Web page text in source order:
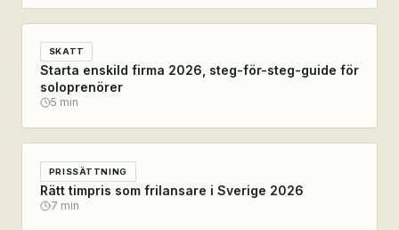
SKATT
Starta enskild firma 2026, steg-för-steg-guide för
soloprenörer
5 min
PRISSÄTTNING
Rätt timpris som frilansare i Sverige 2026
7 min